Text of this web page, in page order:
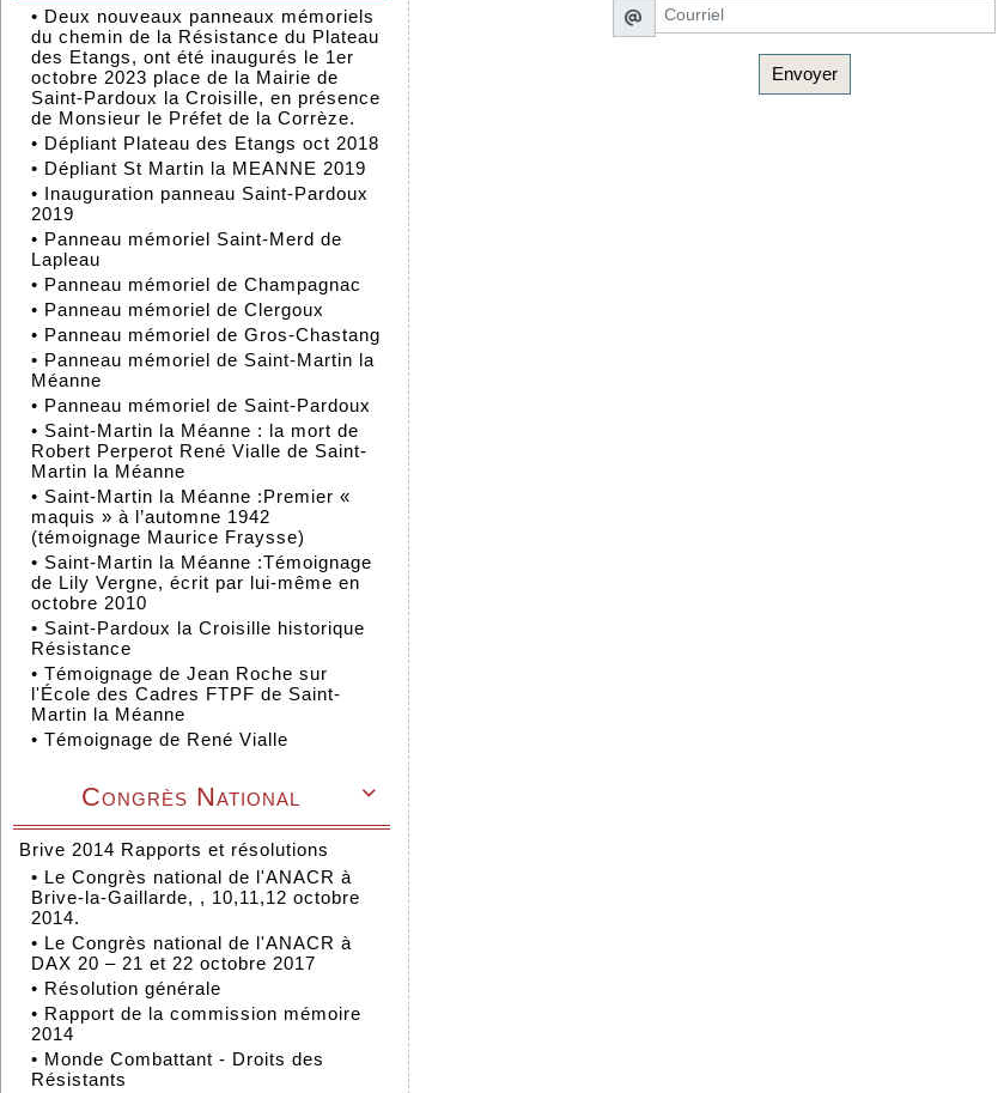
• Deux nouveaux panneaux mémoriels
du chemin de la Résistance du Plateau
des Etangs, ont été inaugurés le 1er
octobre 2023 place de la Mairie de
Saint-Pardoux la Croisille, en présence
de Monsieur le Préfet de la Corrèze.
• Dépliant Plateau des Etangs oct 2018
• Dépliant St Martin la MEANNE 2019
• Inauguration panneau Saint-Pardoux
2019
• Panneau mémoriel Saint-Merd de
Lapleau
• Panneau mémoriel de Champagnac
• Panneau mémoriel de Clergoux
• Panneau mémoriel de Gros-Chastang
• Panneau mémoriel de Saint-Martin la
Méanne
• Panneau mémoriel de Saint-Pardoux
• Saint-Martin la Méanne : la mort de
Robert Perperot René Vialle de Saint-
Martin la Méanne
• Saint-Martin la Méanne :Premier «
maquis » à l’automne 1942
(témoignage Maurice Fraysse)
• Saint-Martin la Méanne :Témoignage
de Lily Vergne, écrit par lui-même en
octobre 2010
• Saint-Pardoux la Croisille historique
Résistance
• Témoignage de Jean Roche sur
l'École des Cadres FTPF de Saint-
Martin la Méanne
• Témoignage de René Vialle

Congrès National
Brive 2014 Rapports et résolutions
• Le Congrès national de l'ANACR à
Brive-la-Gaillarde, , 10,11,12 octobre
2014.
• Le Congrès national de l'ANACR à
DAX 20 – 21 et 22 octobre 2017
• Résolution générale
• Rapport de la commission mémoire
2014
• Monde Combattant - Droits des
Résistants
Envoyer